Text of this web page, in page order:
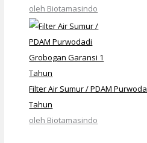
oleh Biotamasindo
Filter Air Sumur / PDAM
Tahun
oleh Biotamasindo